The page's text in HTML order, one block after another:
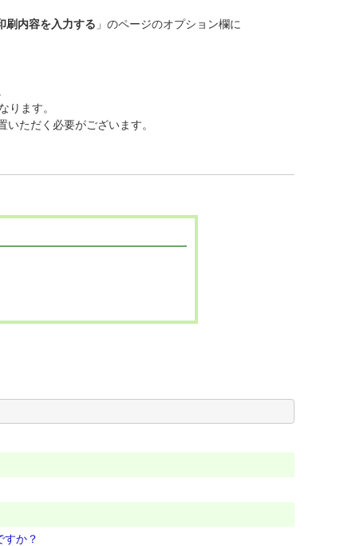
刷内容を入力する 」のページのオプション欄に
ります。
ただく必要がございます。
すか？